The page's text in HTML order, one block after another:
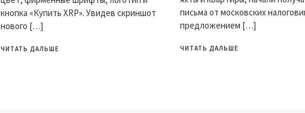
кнопка «Купить XRP». Увидев скриншот
нового […]
ЧИТАТЬ ДАЛЬШЕ
письма от московских
предложением […]
ЧИТАТЬ ДАЛЬШЕ